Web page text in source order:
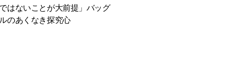
はないことが大前提」バッグ
のあくなき探究心